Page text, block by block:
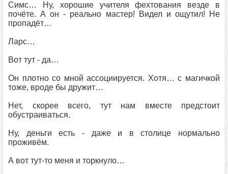
Симс… Ну, хорошие учителя фехтования везде в
почёте. А он - реально мастер! Видел и ощутил! Не
пропадёт…
Ларс…
Вот тут - да…
Он плотно со мной ассоциируется. Хотя… с магичкой
тоже, вроде бы дружит…
Нет, скорее всего, тут нам вместе предстоит
обустраиваться.
Ну, деньги есть - даже и в столице нормально
проживём.
А вот тут-то меня и торкнуло…